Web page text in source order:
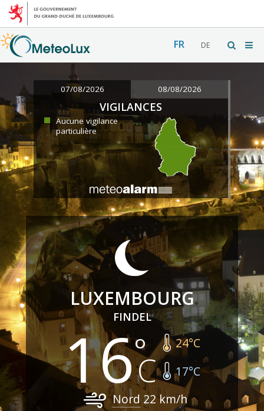
FR DE
07/08/2026 08/08/2026
VIGILANCES
Aucune vigilance
particulière
LUXEMBOURG
FINDEL
16 24°C
17°C
Nord 22km/h